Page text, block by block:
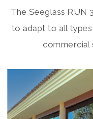
The Seeglass RUN
to adapt to all
commercial